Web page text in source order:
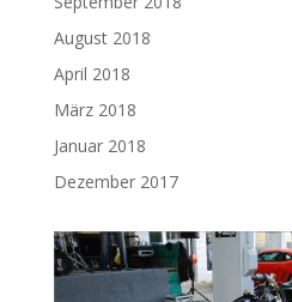
August 2018
April 2018
März 2018
Januar 2018
Dezember 2017